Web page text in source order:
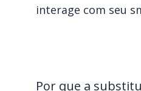
interage com seu
Por que a